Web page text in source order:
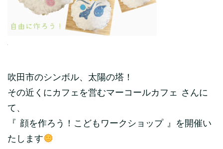
吹田市のシンボル、太陽の塔！
その近くにカフェを営むマーコールカフェ さんに
て、
『 顔を作ろう！こどもワークショップ 』を開催い
たします